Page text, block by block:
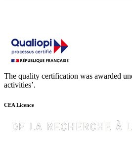
The quality certification was awarded
activities’.
CEA Licence